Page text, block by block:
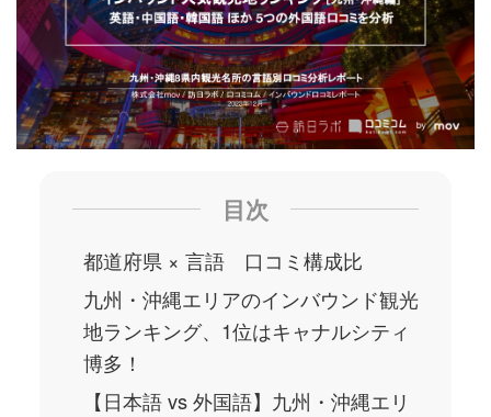
目次
都道府県 × 言語 口コミ構成比
九州・沖縄エリアのインバウンド観光
地ランキング、1位はキャナルシティ
博多！
【日本語 vs 外国語】九州・沖縄エリ